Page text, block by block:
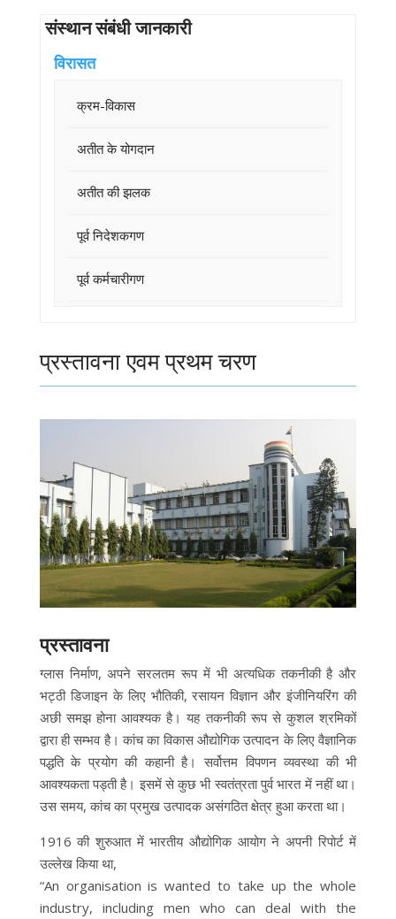
संस्थान संबंधी जानकारी
विरासत
क्रम-विकास
अतीत के योगदान
अतीत की झलक
पूर्व निदेशकगण
पूर्व कर्मचारीगण
प्रस्तावना एवम प्रथम चरण
प्रस्तावना
ग्लास निर्माण, अपने सरलतम रूप में भी अत्यधिक तकनीकी है और
भट्ठी डिजाइन के लिए भौतिकी, रसायन विज्ञान और इंजीनियरिंग की
अछी समझ होना आवश्यक है। यह तकनीकी रूप से कुशल श्रमिकों
द्वारा ही सम्भव है। कांच का विकास औद्योगिक उत्पादन के लिए वैज्ञानिक
पद्धति के प्रयोग की कहानी है। सर्वोत्तम विपणन व्यवस्था की भी
आवश्यकता पड्ती है। इसमें से कुछ भी स्वतंत्रता पुर्व भारत में नहीं था।
उस समय, कांच का प्रमुख उत्पादक असंगठित क्षेत्र हुआ करता था।
1916 की शुरुआत में भारतीय औद्योगिक आयोग ने अपनी रिपोर्ट में
उल्लेख किया था,
“An organisation is wanted to take up the whole
industry, including men who can deal with the